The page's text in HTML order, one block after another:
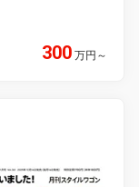
300 万円 ～